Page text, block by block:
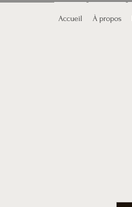
Accueil À propos